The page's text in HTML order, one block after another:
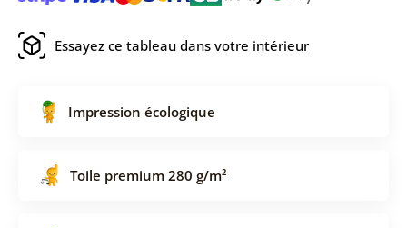
Essayez ce tableau dans votre intérieur
Impression écologique
Toile premium 280 g/m²